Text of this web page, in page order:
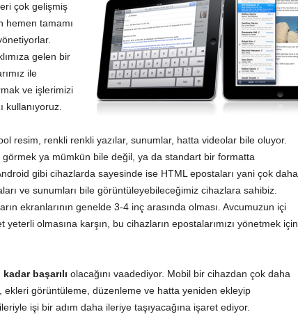
çok gelişmiş
hemen tamamı
gelen bir
ile
ve işlerimizi
kullanıyoruz.
resim, renkli renkli yazılar, sunumlar, hatta videolar bile oluyor.
ya mümkün bile değil, ya da standart bir formatta
gibi cihazlarda sayesinde ise HTML epostaları yani çok daha
ve sunumları bile görüntüleyebileceğimiz cihazlara sahibiz.
ekranlarının genelde 3-4 inç arasında olması. Avcumuzun içi
olmasına karşın, bu cihazların epostalarımızı yönetmek için
başarılı olacağını vaadediyor. Mobil bir cihazdan çok daha
ekleri görüntüleme, düzenleme ve hatta yeniden ekleyip
işi bir adım daha ileriye taşıyacağına işaret ediyor.